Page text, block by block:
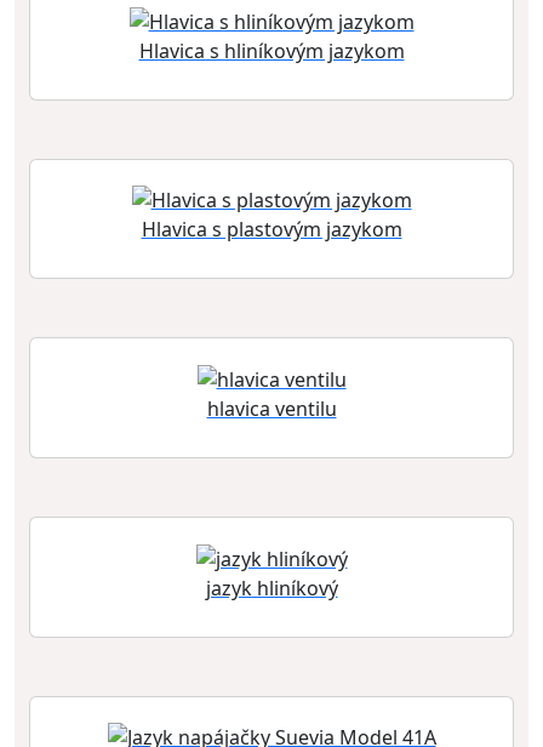
Hlavica s hliníkovým jazykom
Hlavica s plastovým jazykom
hlavica ventilu
jazyk hliníkový